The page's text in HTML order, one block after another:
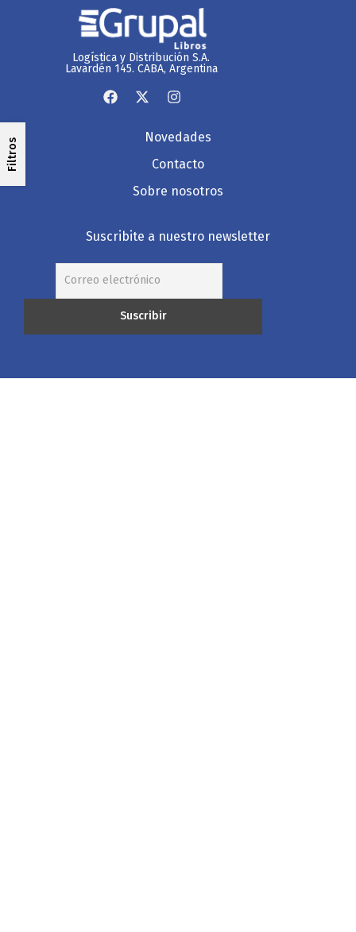
Filtros
Logística y Distribución S.A.
Lavardén 145. CABA, Argentina
Novedades
Contacto
Sobre nosotros
Suscribite a nuestro newsletter